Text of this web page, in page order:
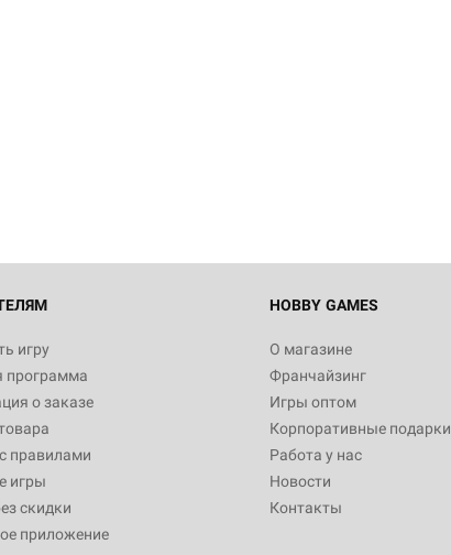
игру
программа
о заказе
правилами
игры
скидки
приложение
HOBBY GAMES
О магазине
Франчайзинг
Игры оптом
Корпоративные подарки
Работа у нас
Новости
Контакты